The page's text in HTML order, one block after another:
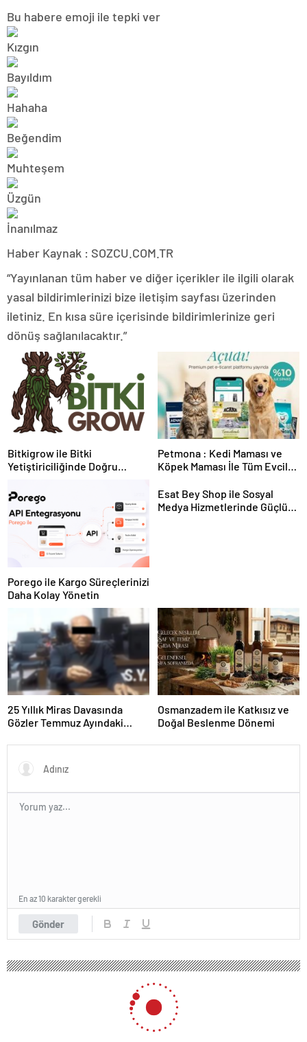
Bu habere emoji ile tepki ver
Haber Kaynak : SOZCU.COM.TR
“Yayınlanan tüm haber ve diğer içerikler ile ilgili olarak
yasal bildirimlerinizi bize iletişim sayfası üzerinden
iletiniz. En kısa süre içerisinde bildirimlerinize geri
dönüş sağlanılacaktır.”
Bitkigrow ile Bitki
Yetiştiriciliğinde Doğru
Petmona : Kedi Maması ve
Köpek Maması İle Tüm Evcil
Porego ile Kargo Süreçlerinizi
Daha Kolay Yönetin
Esat Bey Shop ile Sosyal
Medya Hizmetlerinde Güçlü
25 Yıllık Miras Davasında
Gözler Temmuz Ayındaki
Osmanzadem ile Katkısız ve
Doğal Beslenme Dönemi
Gönder
En az 10 karakter gerekli